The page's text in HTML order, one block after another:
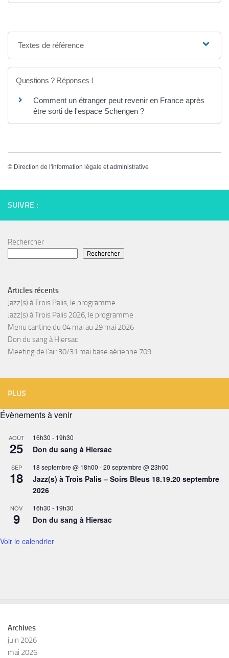
Textes de référence
Questions ? Réponses !
Comment un étranger peut revenir en France après
être sorti de l'espace Schengen ?
© Direction de l'information légale et administrative
SUIVRE :
Rechercher
Rechercher
Articles récents
Jazz(s) à Trois Palis, le programme
Jazz(s) à Trois Palis 2026, le programme
Menu cantine du 04 mai au 29 mai 2026
Don du sang à Hiersac
Meeting de l’air 30/31 mai base aérienne 709
PLUS
Évènements à venir
AOÛT
25
16h30 - 19h30
Don du sang à Hiersac
SEP
18
18 septembre @ 18h00 -20 septembre @ 23h00
Jazz(s) à Trois Palis – Soirs Bleus 18.19.20 septembre
2026
NOV
9
16h30 - 19h30
Don du sang à Hiersac
Voir le calendrier
Archives
juin 2026
mai 2026